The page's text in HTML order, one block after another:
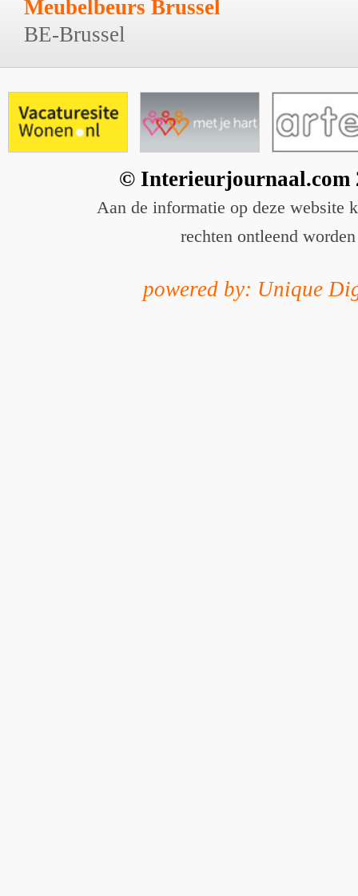
Meubelbeurs Brussel
BE-Brussel
© Interieurjournaal.com
Aan de informatie op deze website
rechten ontleend worden
powered by: Unique